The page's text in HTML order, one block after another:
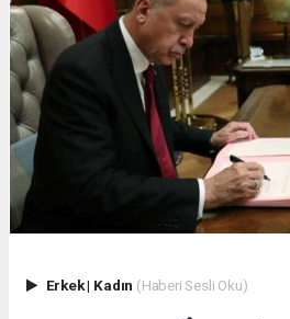
Erkek| Kadın (Haberi Sesli Oku)